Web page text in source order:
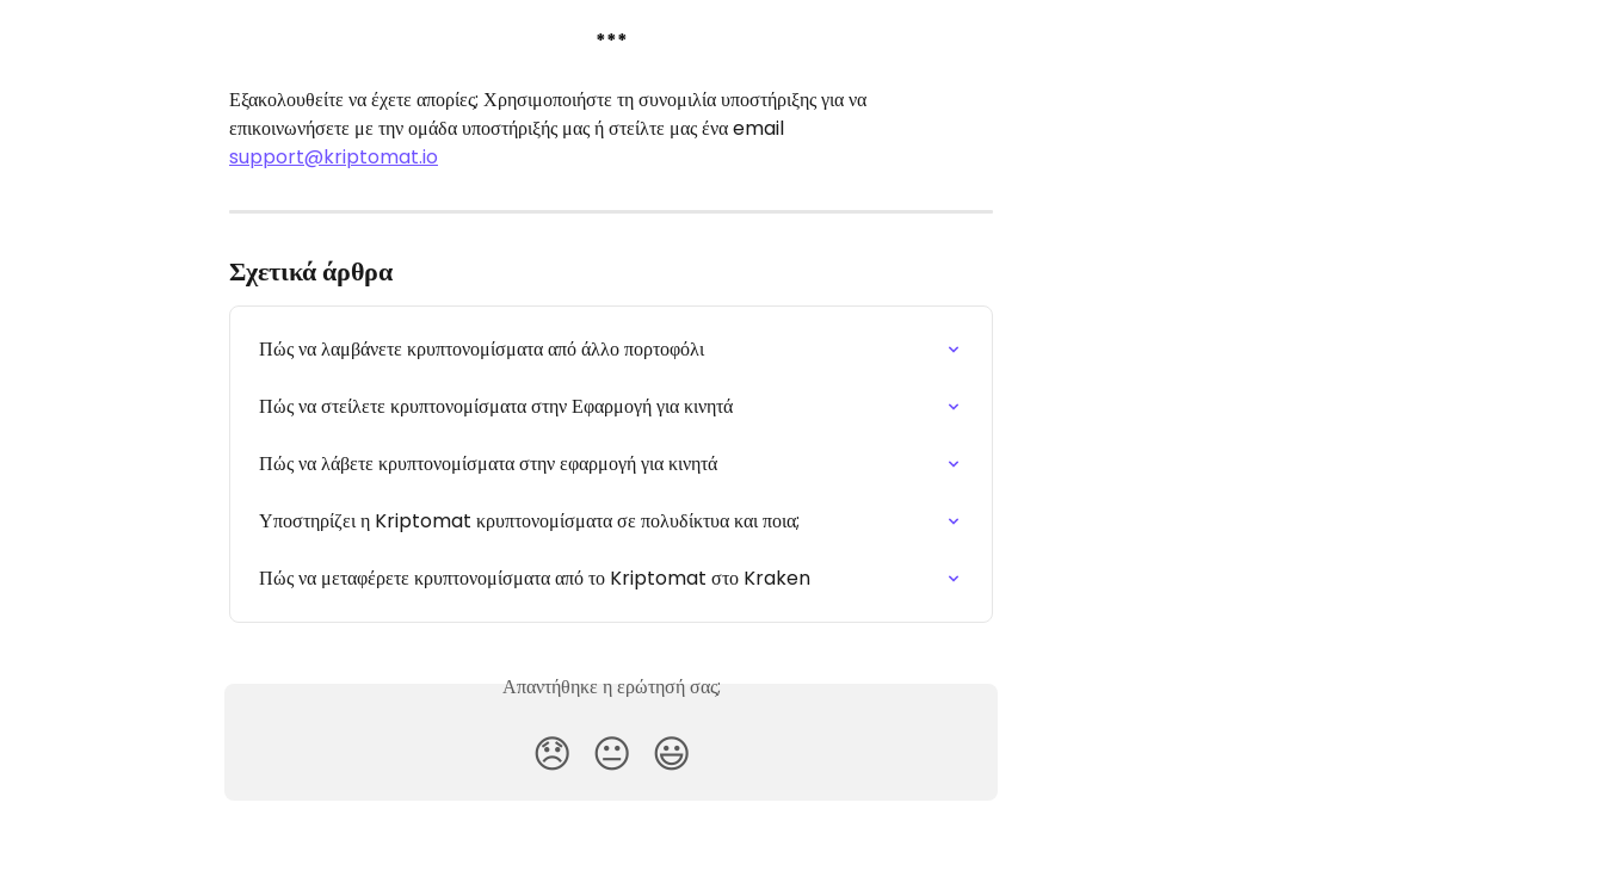
***
Εξακολουθείτε να έχετε απορίες; Χρησιμοποιήστε τη συνομιλία υποστήριξης για να
επικοινωνήσετε με την ομάδα υποστήριξής μας ή στείλτε μας ένα email
support@kriptomat.io
Σχετικά άρθρα
Πώς να λαμβάνετε κρυπτονομίσματα από άλλο πορτοφόλι
Πώς να στείλετε κρυπτονομίσματα στην Εφαρμογή για κινητά
Πώς να λάβετε κρυπτονομίσματα στην εφαρμογή για κινητά
Υποστηρίζει η Kriptomat κρυπτονομίσματα σε πολυδίκτυα και ποια;
Πώς να μεταφέρετε κρυπτονομίσματα από το Kriptomat στο Kraken
Απαντήθηκε η ερώτησή σας;
😞 😐 😃